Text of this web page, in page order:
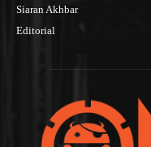
Siaran Akhbar
Editorial